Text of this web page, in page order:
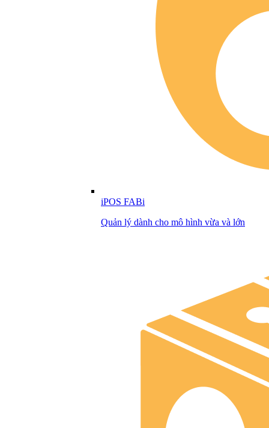
iPOS FABi
Quản lý dành cho mô hình vừa và lớn